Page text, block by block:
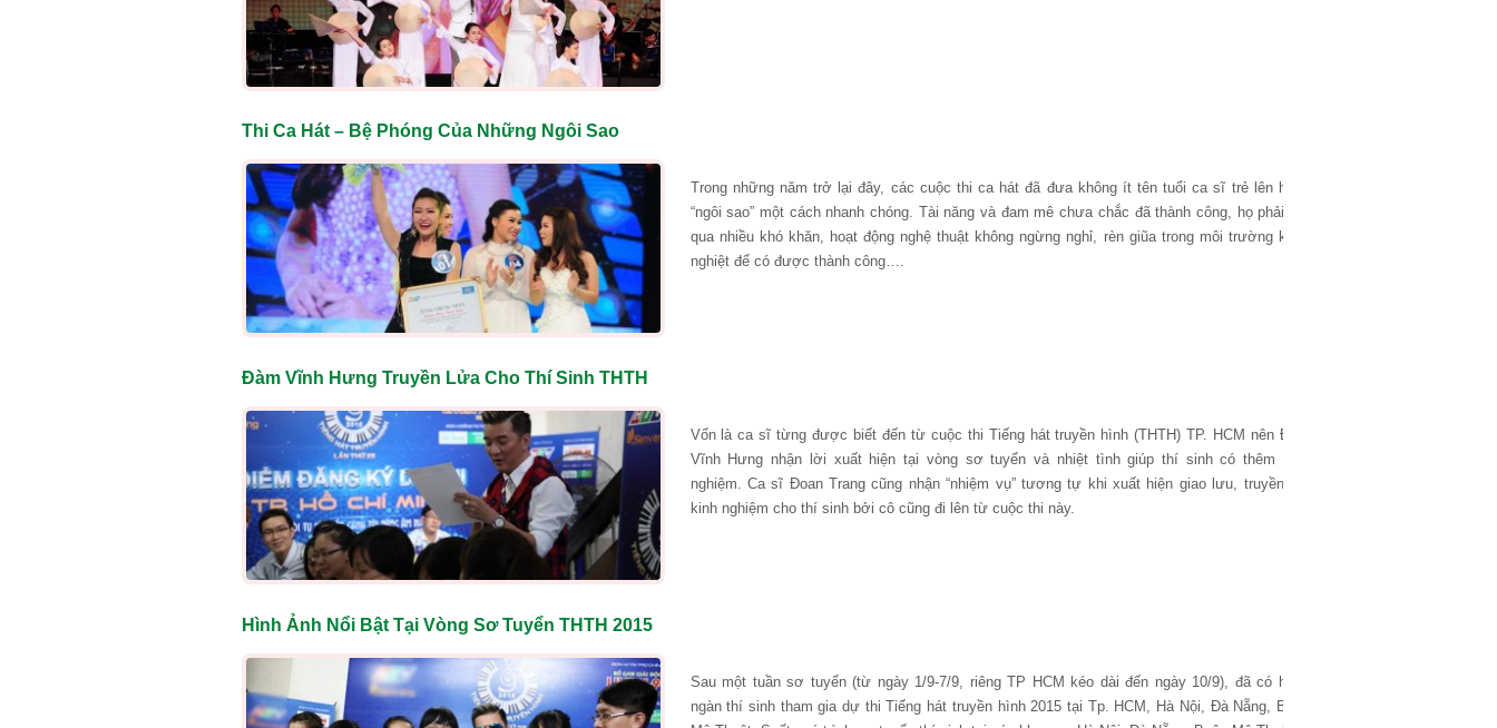
Thi Ca Hát – Bệ Phóng Của Những Ngôi Sao
Trong những năm trở lại đây, các cuộc thi ca hát đã đưa không ít tên tuổi ca sĩ trẻ lên hàng
“ngôi sao” một cách nhanh chóng. Tài năng và đam mê chưa chắc đã thành công, họ phải trải
qua nhiều khó khăn, hoạt động nghệ thuật không ngừng nghỉ, rèn giũa trong môi trường khắc
nghiệt để có được thành công….
Đàm Vĩnh Hưng Truyền Lửa Cho Thí Sinh THTH
Vốn là ca sĩ từng được biết đến từ cuộc thi Tiếng hát truyền hình (THTH) TP. HCM nên Đàm
Vĩnh Hưng nhận lời xuất hiện tại vòng sơ tuyển và nhiệt tình giúp thí sinh có thêm kinh
nghiệm. Ca sĩ Đoan Trang cũng nhận “nhiệm vụ” tương tự khi xuất hiện giao lưu, truyền đạt
kinh nghiệm cho thí sinh bởi cô cũng đi lên từ cuộc thi này.
Hình Ảnh Nổi Bật Tại Vòng Sơ Tuyển THTH 2015
Sau một tuần sơ tuyển (từ ngày 1/9-7/9, riêng TP HCM kéo dài đến ngày 10/9), đã có hàng
ngàn thí sinh tham gia dự thi Tiếng hát truyền hình 2015 tại Tp. HCM, Hà Nội, Đà Nẵng, Buôn